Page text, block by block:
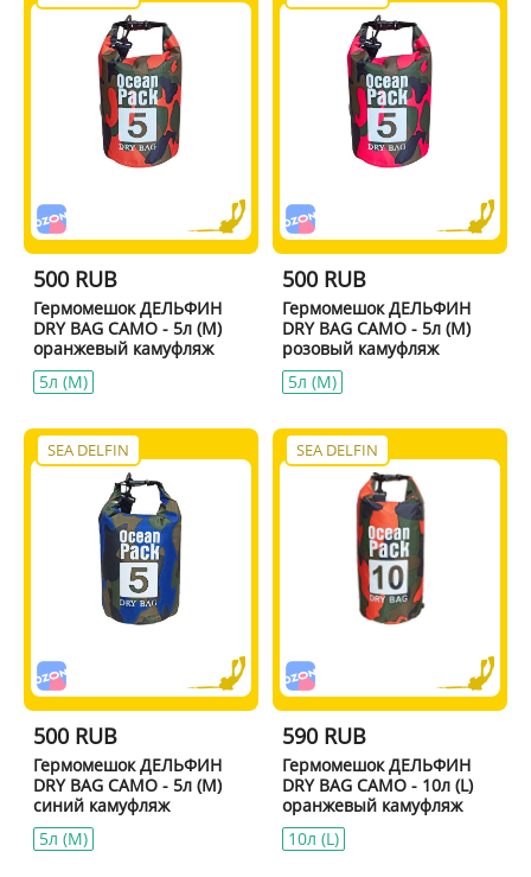
500 RUB
Гермомешок ДЕЛЬФИН
DRY BAG CAMO - 5л (M)
оранжевый камуфляж
5л (M)
500 RUB
Гермомешок ДЕЛЬФИН
DRY BAG CAMO - 5л (M)
розовый камуфляж
5л (M)
SEA DELFIN
500 RUB
Гермомешок ДЕЛЬФИН
DRY BAG CAMO - 5л (M)
синий камуфляж
5л (M)
SEA DELFIN
590 RUB
Гермомешок ДЕЛЬФИН
DRY BAG CAMO - 10л (L)
оранжевый камуфляж
10л (L)